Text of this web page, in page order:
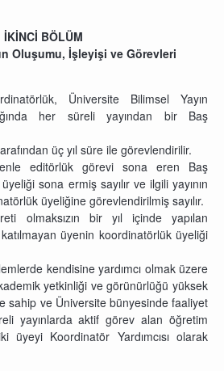
İKİNCİ BÖLÜM
Oluşumu, İşleyişi ve Görevleri
Üniversite Bilimsel Yayın
her süreli yayından bir Baş
üç yıl süre ile görevlendirilir.
editörlük görevi sona eren Baş
sona ermiş sayılır ve ilgili yayının
üyeliğine görevlendirilmiş sayılır.
olmaksızın bir yıl içinde yapılan
üyenin koordinatörlük üyeliği
kendisine yardımcı olmak üzere
yetkinliği ve görünürlüğü yüksek
sahip ve Üniversite bünyesinde faaliyet
yayınlarda aktif görev alan öğretim
üyeyi Koordinatör Yardımcısı olarak